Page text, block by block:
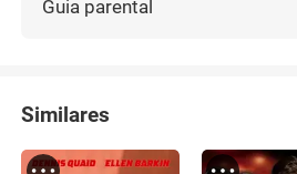
Guia parental
Similares